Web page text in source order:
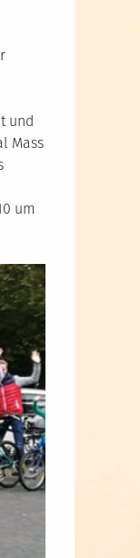
und
Mass
um